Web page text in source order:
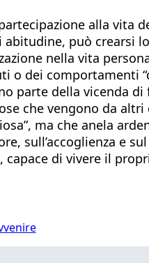
alla vita
abitudine, può
nella vita
o dei comportamenti
parte della vicenda
che vengono da
ma che anela
sull’accoglienza e
capace di vivere il